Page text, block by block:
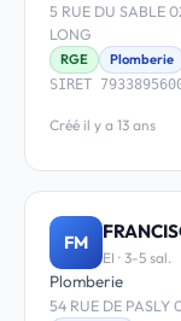
5 RUE DU SABLE
LONG
RGE
Plomberie
SIRET
Créé il y a 13 ans
FM
EI · 3-5 sal.
Plomberie
54 RUE DE PASLY